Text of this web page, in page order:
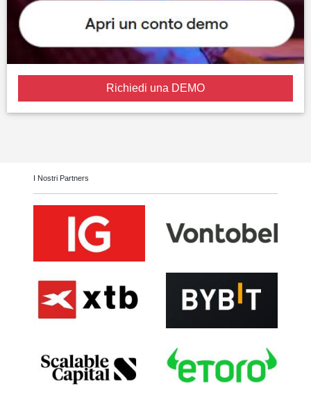
Richiedi una DEMO
I Nostri Partners